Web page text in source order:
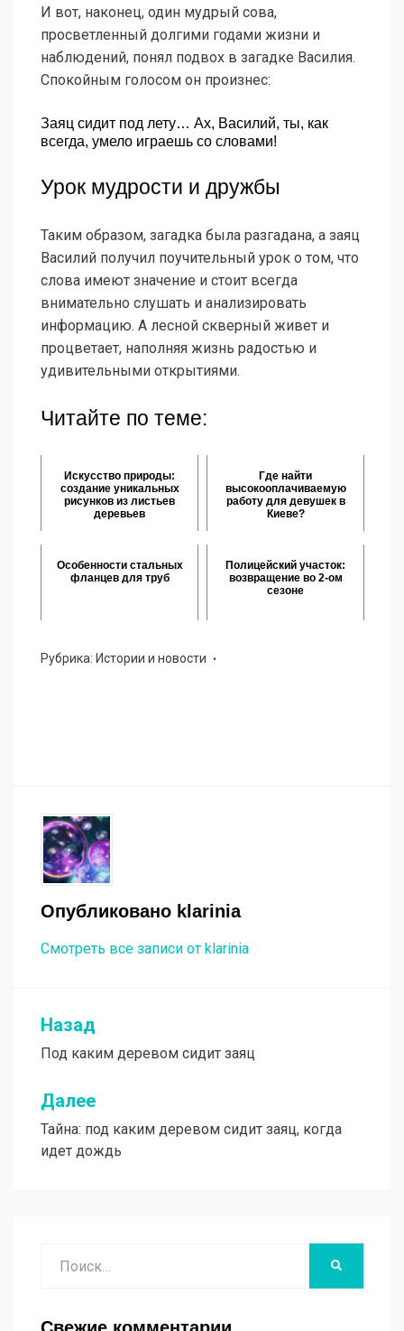
И вот, наконец, один мудрый сова,
просветленный долгими годами жизни и
наблюдений, понял подвох в загадке Василия.
Спокойным голосом он произнес:
Заяц сидит под лету… Ах, Василий, ты, как
всегда, умело играешь со словами!
Урок мудрости и дружбы
Таким образом, загадка была разгадана, а заяц
Василий получил поучительный урок о том, что
слова имеют значение и стоит всегда
внимательно слушать и анализировать
информацию. А лесной скверный живет и
процветает, наполняя жизнь радостью и
удивительными открытиями.
Читайте по теме:
Искусство природы:
создание уникальных
рисунков из листьев
деревьев
Где найти
высокооплачиваемую
работу для девушек в
Киеве?
Особенности стальных
фланцев для труб
Полицейский участок:
возвращение во 2-ом
сезоне
Рубрика: Истории и новости
Опубликовано klarinia
Смотреть все записи от klarinia
Навигация
по
записям
Назад
Под каким деревом сидит заяц
Далее
Тайна: под каким деревом сидит заяц, когда
идет дождь